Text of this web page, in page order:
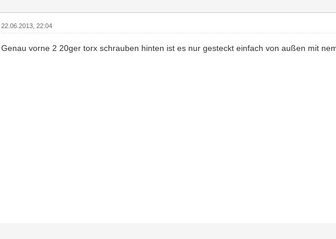
22.06.2013, 22:04
Genau vorne 2 20ger torx schrauben hinten ist es nur gesteckt einfach von außen mit